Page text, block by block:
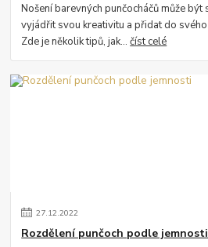
Nošení barevných punčocháčů může
vyjádřit svou kreativitu a přidat do
Zde je několik tipů, jak...číst celé
27.12.2022
Rozdělení punčoch podle jemnosti